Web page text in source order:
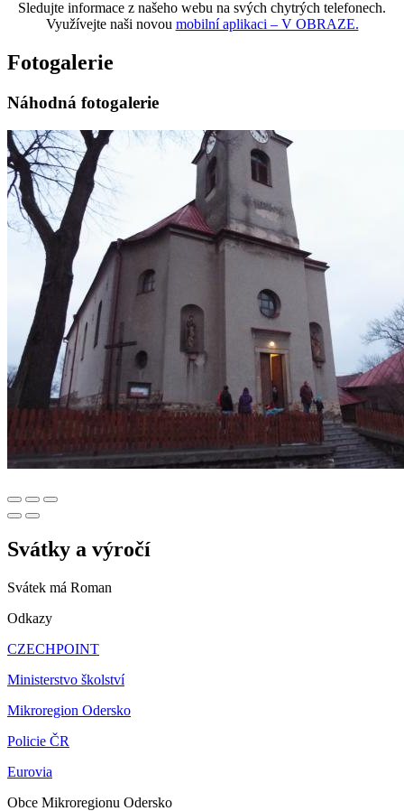
Sledujte informace z našeho webu na svých chytrých telefonech.
Využívejte naši novou mobilní aplikaci – V OBRAZE.
Fotogalerie
Náhodná fotogalerie
Svátky a výročí
Svátek má Roman
Odkazy
CZECHPOINT
Ministerstvo školství
Mikroregion Odersko
Policie ČR
Eurovia
Obce Mikroregionu Odersko